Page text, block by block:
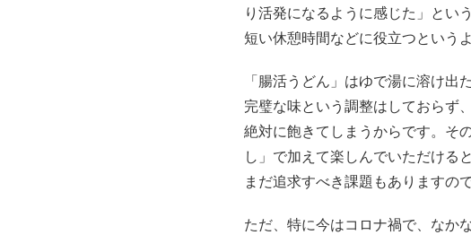
り活発になるように感じた」とい
短い休憩時間などに役立つという
「腸活うどん」はゆで湯に溶け
完璧な味という調整はしておらず
絶対に飽きてしまうからです。そ
し」で加えて楽しんでいただける
まだ追求すべき課題もありますの
ただ、特に今はコロナ禍で、なか